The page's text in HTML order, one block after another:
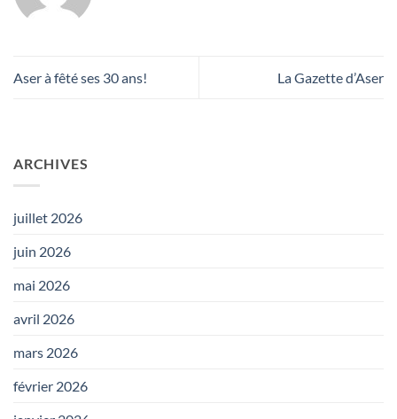
Aser à fêté ses 30 ans! La Gazette d’Aser
ARCHIVES
juillet 2026
juin 2026
mai 2026
avril 2026
mars 2026
février 2026